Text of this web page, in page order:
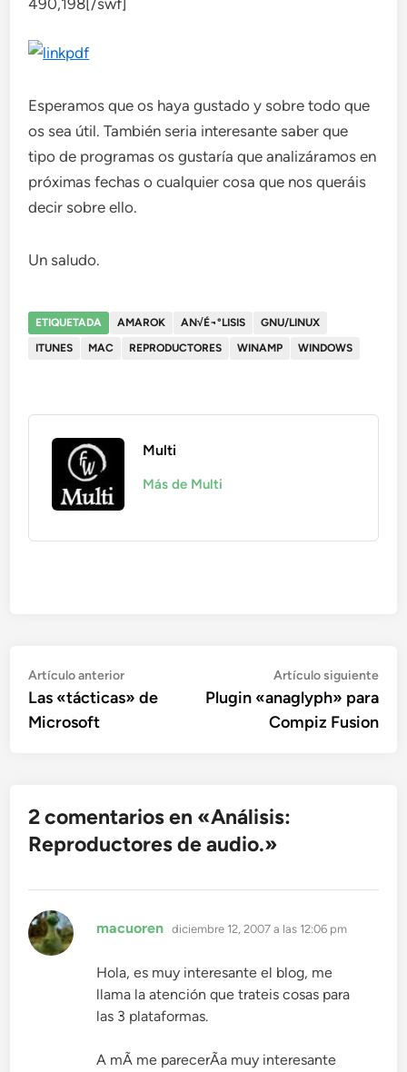
Esperamos que os haya gustado y sobre todo que
os sea útil. También seria interesante saber que
tipo de programas os gustaría que analizáramos en
próximas fechas o cualquier cosa que nos queráis
decir sobre ello.
Un saludo.
ETIQUETADA AMAROK AN√É¬°LISIS
GNU/LINUX
ITUNES
MAC REPRODUCTORES WINAMP WINDOWS
Multi
Más de Multi
Navegación
de
entradas
Artículo anteriorArtículo
anterior:
Las «tácticas» de
Microsoft
Artículo siguiente
Plugin «anaglyph» para
Compiz Fusion
2 comentarios en «Análisis:
Reproductores de audio.»
macuoren dice:
diciembre 12, 2007 a las 12:06 pm
Hola, es muy interesante el blog, me
llama la atención que trateis cosas para
las 3 plataformas.
A mÃ­ me parecerÃ­a muy interesante